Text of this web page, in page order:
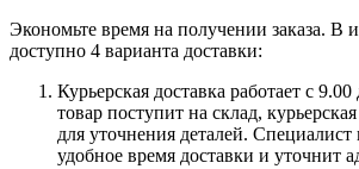
Экономьте время на получении заказа. В
доступно 4 варианта доставки:
Курьерская доставка работает с
товар поступит на склад,
для уточнения деталей.
удобное время доставки и уточнит